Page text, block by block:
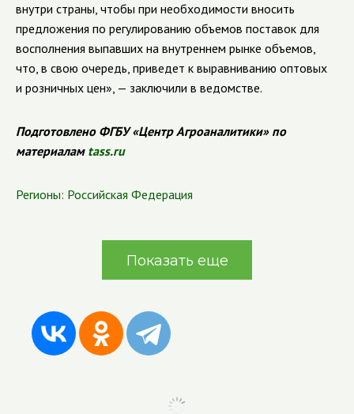
внутри страны, чтобы при необходимости вносить
предложения по регулированию объемов поставок для
восполнения выпавших на внутреннем рынке объемов,
что, в свою очередь, приведет к выравниванию оптовых
и розничных цен», — заключили в ведомстве.
Подготовлено ФГБУ «Центр Агроаналитики» по
материалам tass.ru
Регионы: Российская Федерация
Показать еще